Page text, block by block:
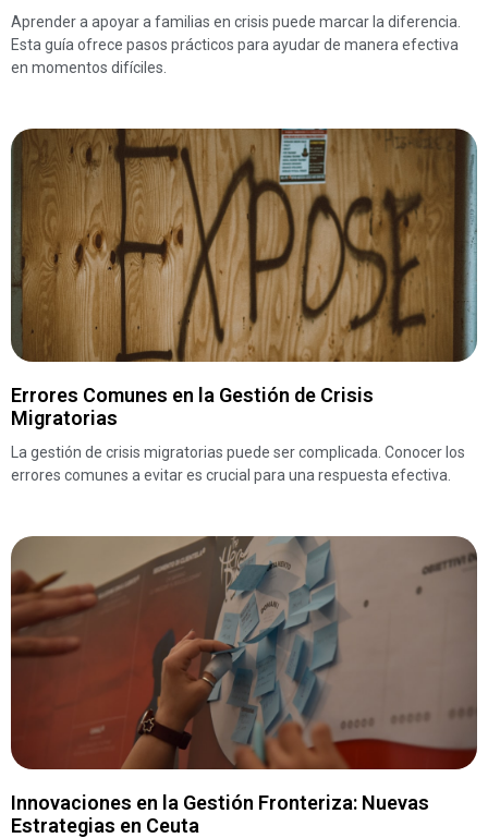
Aprender a apoyar a familias en crisis puede marcar la diferencia.
Esta guía ofrece pasos prácticos para ayudar de manera efectiva
en momentos difíciles.
Errores Comunes en la Gestión de Crisis
Migratorias
La gestión de crisis migratorias puede ser complicada. Conocer los
errores comunes a evitar es crucial para una respuesta efectiva.
Innovaciones en la Gestión Fronteriza: Nuevas
Estrategias en Ceuta